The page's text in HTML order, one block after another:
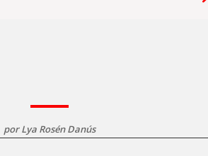
porLya Rosén Danús